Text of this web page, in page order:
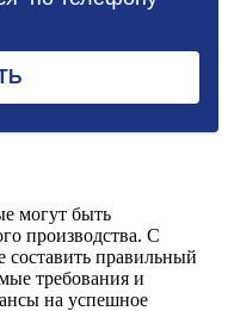
могут быть
производства. С
правильный
требования и
на успешное